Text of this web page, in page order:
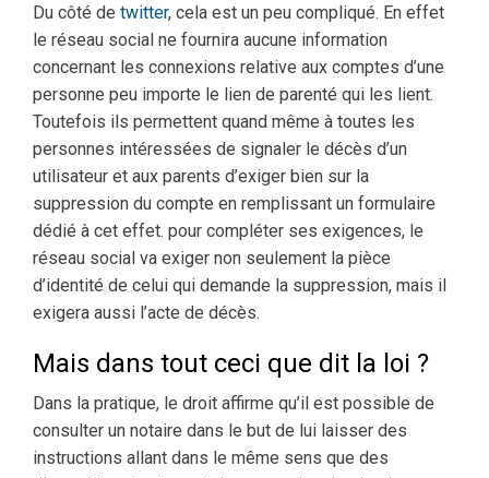
Du côté de twitter, cela est un peu compliqué. En effet
le réseau social ne fournira aucune information
concernant les connexions relative aux comptes d’une
personne peu importe le lien de parenté qui les lient.
Toutefois ils permettent quand même à toutes les
personnes intéressées de signaler le décès d’un
utilisateur et aux parents d’exiger bien sur la
suppression du compte en remplissant un formulaire
dédié à cet effet. pour compléter ses exigences, le
réseau social va exiger non seulement la pièce
d’identité de celui qui demande la suppression, mais il
exigera aussi l’acte de décès.
Mais dans tout ceci que dit la loi ?
Dans la pratique, le droit affirme qu’il est possible de
consulter un notaire dans le but de lui laisser des
instructions allant dans le même sens que des